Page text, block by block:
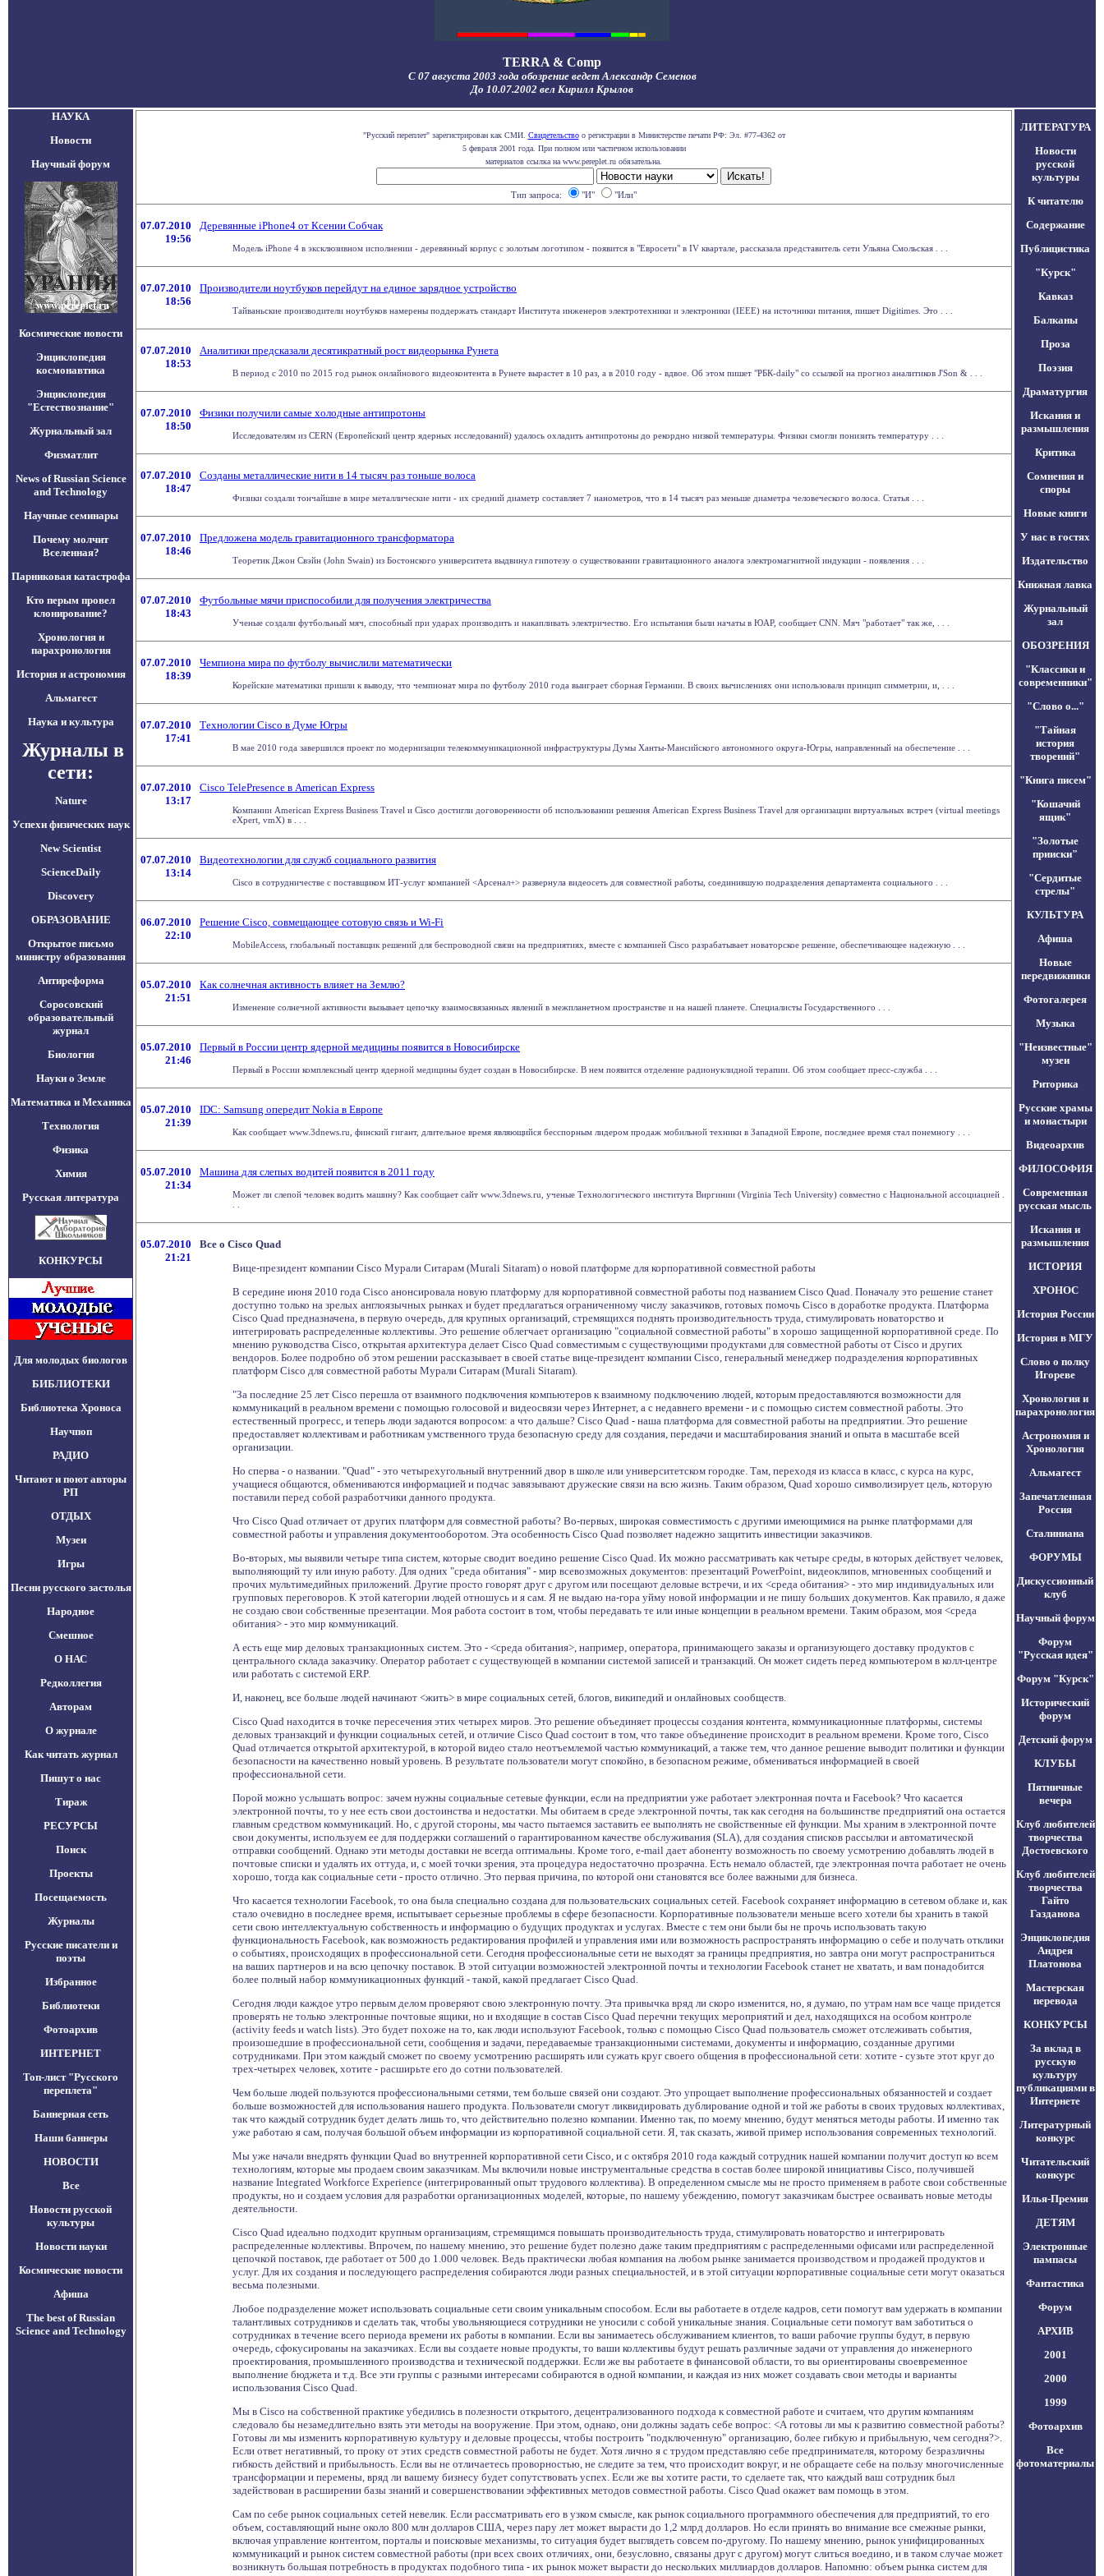
TERRA & Comp
С 07 августа 2003 года обозрение ведет Александр Семенов
До 10.07.2002 вел Кирилл Крылов
НАУКА
Новости
Научный форум
Космические новости
Энциклопедия
космонавтика
Энциклопедия
"Естествознание"
Журнальный зал
Физматлит
News of Russian Science
and Technology
Научные семинары
Почему молчит
Вселенная?
Парниковая катастрофа
Кто перым провел
клонирование?
Хронология и
парахронология
История и астрономия
Альмагест
Наука и культура
Журналы в
сети:
Nature
Успехи физических наук
New Scientist
ScienceDaily
Discovery
ОБРАЗОВАНИЕ
Открытое письмо
министру образования
Антиреформа
Соросовский
образовательный
журнал
Биология
Науки о Земле
Математика и Механика
Технология
Физика
Химия
Русская литература
КОНКУРСЫ
Для молодых биологов
БИБЛИОТЕКИ
Библиотека Хроноса
Научпоп
РАДИО
Читают и поют авторы
РП
ОТДЫХ
Музеи
Игры
Песни русского застолья
Народное
Смешное
О НАС
Редколлегия
Авторам
О журнале
Как читать журнал
Пишут о нас
Тираж
РЕСУРСЫ
Поиск
Проекты
Посещаемость
Журналы
Русские писатели и
поэты
Избранное
Библиотеки
Фотоархив
ИНТЕРНЕТ
Топ-лист "Русского
переплета"
Баннерная сеть
Наши баннеры
НОВОСТИ
Все
Новости русской
культуры
Новости науки
Космические новости
Афиша
The best of Russian
Science and Technology
"Русский переплет" зарегистрирован как СМИ. Свидетельствоо регистрации в Министерстве печати РФ: Эл. #77-4362 от
5 февраля 2001 года. При полном или частичном использовании
материалов ссылка на www.pereplet.ru обязательна.
Тип запроса: "И" "Или"
07.07.2010
19:56
Деревянные iPhone4 от Ксении Собчак
Модель iPhone 4 в эксклюзивном исполнении - деревянный корпус с золотым логотипом - появится в "Евросети" в IV квартале, рассказала представитель сети Ульяна Смольская . . .
07.07.2010
18:56
Производители ноутбуков перейдут на единое зарядное устройство
Тайваньские производители ноутбуков намерены поддержать стандарт Института инженеров электротехники и электроники (IEEE) на источники питания, пишет Digitimes. Это . . .
07.07.2010
18:53
Аналитики предсказали десятикратный рост видеорынка Рунета
В период с 2010 по 2015 год рынок онлайнового видеоконтента в Рунете вырастет в 10 раз, а в 2010 году - вдвое. Об этом пишет "РБК-daily" со ссылкой на прогноз аналитиков J'Son & . . .
07.07.2010
18:50
Физики получили самые холодные антипротоны
Исследователям из CERN (Европейский центр ядерных исследований) удалось охладить антипротоны до рекордно низкой температуры. Физики смогли понизить температуру . . .
07.07.2010
18:47
Созданы металлические нити в 14 тысяч раз тоньше волоса
Физики создали тончайшие в мире металлические нити - их средний диаметр составляет 7 нанометров, что в 14 тысяч раз меньше диаметра человеческого волоса. Статья . . .
07.07.2010
18:46
Предложена модель гравитационного трансформатора
Теоретик Джон Свэйн (John Swain) из Бостонского университета выдвинул гипотезу о существовании гравитационного аналога электромагнитной индукции - появления . . .
07.07.2010
18:43
Футбольные мячи приспособили для получения электричества
Ученые создали футбольный мяч, способный при ударах производить и накапливать электричество. Его испытания были начаты в ЮАР, сообщает CNN. Мяч "работает" так же, . . .
07.07.2010
18:39
Чемпиона мира по футболу вычислили математически
Корейские математики пришли к выводу, что чемпионат мира по футболу 2010 года выиграет сборная Германии. В своих вычислениях они использовали принцип симметрии, и, . . .
07.07.2010
17:41
Технологии Cisco в Думе Югры
В мае 2010 года завершился проект по модернизации телекоммуникационной инфраструктуры Думы Ханты-Мансийского автономного округа-Югры, направленный на обеспечение . . .
07.07.2010
13:17
Cisco TelePresence в American Express
Компании American Express Business Travel и Cisco достигли договоренности об использовании решения American Express Business Travel для организации виртуальных встреч (virtual meetings
eXpert, vmX) в . . .
07.07.2010
13:14
Видеотехнологии для служб социального развития
Cisco в сотрудничестве с поставщиком ИТ-услуг компанией <Арсенал+> развернула видеосеть для совместной работы, соединившую подразделения департамента социального . . .
06.07.2010
22:10
Решение Cisco, совмещающее сотовую связь и Wi-Fi
MobileAccess, глобальный поставщик решений для беспроводной связи на предприятиях, вместе с компанией Cisco разрабатывает новаторское решение, обеспечивающее надежную . . .
05.07.2010
21:51
Как солнечная активность влияет на Землю?
Изменение солнечной активности вызывает цепочку взаимосвязанных явлений в межпланетном пространстве и на нашей планете. Специалисты Государственного . . .
05.07.2010
21:46
Первый в России центр ядерной медицины появится в Новосибирске
Первый в России комплексный центр ядерной медицины будет создан в Новосибирске. В нем появится отделение радионуклидной терапии. Об этом сообщает пресс-служба . . .
05.07.2010
21:39
IDC: Samsung опередит Nokia в Европе
Как сообщает www.3dnews.ru, финский гигант, длительное время являющийся бесспорным лидером продаж мобильной техники в Западной Европе, последнее время стал понемногу . . .
05.07.2010
21:34
Машина для слепых водитей появится в 2011 году
Может ли слепой человек водить машину? Как сообщает сайт www.3dnews.ru, ученые Технологического института Виргинии (Virginia Tech University) совместно с Национальной ассоциацией .
05.07.2010
21:21
Все о Cisco Quad
Вице-президент компании Cisco Мурали Ситарам (Murali Sitaram) о новой платформе для корпоративной совместной работы
В середине июня 2010 года Cisco анонсировала новую платформу для корпоративной совместной работы под названием Cisco Quad. Поначалу это решение станет
доступно только на зрелых англоязычных рынках и будет предлагаться ограниченному числу заказчиков, готовых помочь Cisco в доработке продукта. Платформа
Cisco Quad предназначена, в первую очередь, для крупных организаций, стремящихся поднять производительность труда, стимулировать новаторство и
интегрировать распределенные коллективы. Это решение облегчает организацию "социальной совместной работы" в хорошо защищенной корпоративной среде. По
мнению руководства Cisco, открытая архитектура делает Cisco Quad совместимым с существующими продуктами для совместной работы от Cisco и других
вендоров. Более подробно об этом решении рассказывает в своей статье вице-президент компании Cisco, генеральный менеджер подразделения корпоративных
платформ Cisco для совместной работы Мурали Ситарам (Murali Sitaram).
"За последние 25 лет Cisco перешла от взаимного подключения компьютеров к взаимному подключению людей, которым предоставляются возможности для
коммуникаций в реальном времени с помощью голосовой и видеосвязи через Интернет, а с недавнего времени - и с помощью систем совместной работы. Это
естественный прогресс, и теперь люди задаются вопросом: а что дальше? Cisco Quad - наша платформа для совместной работы на предприятии. Это решение
предоставляет коллективам и работникам умственного труда безопасную среду для создания, передачи и масштабирования знаний и опыта в масштабе всей
организации.
Но сперва - о названии. "Quad" - это четырехугольный внутренний двор в школе или университетском городке. Там, переходя из класса в класс, с курса на курс,
учащиеся общаются, обмениваются информацией и подчас завязывают дружеские связи на всю жизнь. Таким образом, Quad хорошо символизирует цель, которую
поставили перед собой разработчики данного продукта.
Что Cisco Quad отличает от других платформ для совместной работы? Во-первых, широкая совместимость с другими имеющимися на рынке платформами для
совместной работы и управления документооборотом. Эта особенность Cisco Quad позволяет надежно защитить инвестиции заказчиков.
Во-вторых, мы выявили четыре типа систем, которые сводит воедино решение Cisco Quad. Их можно рассматривать как четыре среды, в которых действует человек,
выполняющий ту или иную работу. Для одних "среда обитания" - мир всевозможных документов: презентаций PowerPoint, видеоклипов, мгновенных сообщений и
прочих мультимедийных приложений. Другие просто говорят друг с другом или посещают деловые встречи, и их <среда обитания> - это мир индивидуальных или
групповых переговоров. К этой категории людей отношусь и я сам. Я не выдаю на-гора уйму новой информации и не пишу больших документов. Как правило, я даже
не создаю свои собственные презентации. Моя работа состоит в том, чтобы передавать те или иные концепции в реальном времени. Таким образом, моя <среда
обитания> - это мир коммуникаций.
А есть еще мир деловых транзакционных систем. Это - <среда обитания>, например, оператора, принимающего заказы и организующего доставку продуктов с
центрального склада заказчику. Оператор работает с существующей в компании системой записей и транзакций. Он может сидеть перед компьютером в колл-центре
или работать с системой ERP.
И, наконец, все больше людей начинают <жить> в мире социальных сетей, блогов, википедий и онлайновых сообществ.
Cisco Quad находится в точке пересечения этих четырех миров. Это решение объединяет процессы создания контента, коммуникационные платформы, системы
деловых транзакций и функции социальных сетей, и отличие Cisco Quad состоит в том, что такое объединение происходит в реальном времени. Кроме того, Cisco
Quad отличается открытой архитектурой, в которой видео стало неотъемлемой частью коммуникаций, а также тем, что данное решение выводит политики и функции
безопасности на качественно новый уровень. В результате пользователи могут спокойно, в безопасном режиме, обмениваться информацией в своей
профессиональной сети.
Порой можно услышать вопрос: зачем нужны социальные сетевые функции, если на предприятии уже работает электронная почта и Facebook? Что касается
электронной почты, то у нее есть свои достоинства и недостатки. Мы обитаем в среде электронной почты, так как сегодня на большинстве предприятий она остается
главным средством коммуникаций. Но, с другой стороны, мы часто пытаемся заставить ее выполнять не свойственные ей функции. Мы храним в электронной почте
свои документы, используем ее для поддержки соглашений о гарантированном качестве обслуживания (SLA), для создания списков рассылки и автоматической
отправки сообщений. Однако эти методы доставки не всегда оптимальны. Кроме того, e-mail дает абоненту возможность по своему усмотрению добавлять людей в
почтовые списки и удалять их оттуда, и, с моей точки зрения, эта процедура недостаточно прозрачна. Есть немало областей, где электронная почта работает не очень
хорошо, тогда как социальные сети - просто отлично. Это первая причина, по которой они становятся все более важными для бизнеса.
Что касается технологии Facebook, то она была специально создана для пользовательских социальных сетей. Facebook сохраняет информацию в сетевом облаке и, как
стало очевидно в последнее время, испытывает серьезные проблемы в сфере безопасности. Корпоративные пользователи меньше всего хотели бы хранить в такой
сети свою интеллектуальную собственность и информацию о будущих продуктах и услугах. Вместе с тем они были бы не прочь использовать такую
функциональность Facebook, как возможность редактирования профилей и управления ими или возможность распространять информацию о себе и получать отклики
о событиях, происходящих в профессиональной сети. Сегодня профессиональные сети не выходят за границы предприятия, но завтра они могут распространиться
на ваших партнеров и на всю цепочку поставок. В этой ситуации возможностей электронной почты и технологии Facebook станет не хватать, и вам понадобится
более полный набор коммуникационных функций - такой, какой предлагает Cisco Quad.
Сегодня люди каждое утро первым делом проверяют свою электронную почту. Эта привычка вряд ли скоро изменится, но, я думаю, по утрам нам все чаще придется
проверять не только электронные почтовые ящики, но и входящие в состав Cisco Quad перечни текущих мероприятий и дел, находящихся на особом контроле
(activity feeds и watch lists). Это будет похоже на то, как люди используют Facebook, только с помощью Cisco Quad пользователь сможет отслеживать события,
произошедшие в профессиональной сети, сообщения и задачи, передаваемые транзакционными системами, документы и информацию, созданные другими
сотрудниками. При этом каждый сможет по своему усмотрению расширять или сужать круг своего общения в профессиональной сети: хотите - сузьте этот круг до
трех-четырех человек, хотите - расширьте его до сотни пользователей.
Чем больше людей пользуются профессиональными сетями, тем больше связей они создают. Это упрощает выполнение профессиональных обязанностей и создает
больше возможностей для использования нашего продукта. Пользователи смогут ликвидировать дублирование одной и той же работы в своих трудовых коллективах,
так что каждый сотрудник будет делать лишь то, что действительно полезно компании. Именно так, по моему мнению, будут меняться методы работы. И именно так
уже работаю я сам, получая большой объем информации из корпоративной социальной сети. Я, так сказать, живой пример использования современных технологий.
Мы уже начали внедрять функции Quad во внутренней корпоративной сети Cisco, и с октября 2010 года каждый сотрудник нашей компании получит доступ ко всем
технологиям, которые мы продаем своим заказчикам. Мы включили новые инструментальные средства в состав более широкой инициативы Cisco, получившей
название Integrated Workforce Experience (интегрированный опыт трудового коллектива). В определенном смысле мы не просто применяем в работе свои собственные
продукты, но и создаем условия для разработки организационных моделей, которые, по нашему убеждению, помогут заказчикам быстрее осваивать новые методы
деятельности.
Cisco Quad идеально подходит крупным организациям, стремящимся повышать производительность труда, стимулировать новаторство и интегрировать
распределенные коллективы. Впрочем, по нашему мнению, это решение будет полезно даже таким предприятиям с распределенными офисами или распределенной
цепочкой поставок, где работает от 500 до 1.000 человек. Ведь практически любая компания на любом рынке занимается производством и продажей продуктов и
услуг. Для их создания и последующего распределения собираются люди разных специальностей, и в этой ситуации корпоративные социальные сети могут оказаться
весьма полезными.
Любое подразделение может использовать социальные сети своим уникальным способом. Если вы работаете в отделе кадров, сети помогут вам удержать в компании
талантливых сотрудников и сделать так, чтобы увольняющиеся сотрудники не уносили с собой уникальные знания. Социальные сети помогут вам заботиться о
сотрудниках в течение всего периода времени их работы в компании. Если вы занимаетесь обслуживанием клиентов, то ваши рабочие группы будут, в первую
очередь, сфокусированы на заказчиках. Если вы создаете новые продукты, то ваши коллективы будут решать различные задачи от управления до инженерного
проектирования, промышленного производства и технической поддержки. Если же вы работаете в финансовой области, то вы ориентированы своевременное
выполнение бюджета и т.д. Все эти группы с разными интересами собираются в одной компании, и каждая из них может создавать свои методы и варианты
использования Cisco Quad.
Мы в Cisco на собственной практике убедились в полезности открытого, децентрализованного подхода к совместной работе и считаем, что другим компаниям
следовало бы незамедлительно взять эти методы на вооружение. При этом, однако, они должны задать себе вопрос: <А готовы ли мы к развитию совместной работы?
Готовы ли мы изменить корпоративную культуру и деловые процессы, чтобы построить "подключенную" организацию, более гибкую и прибыльную, чем сегодня?>.
Если ответ негативный, то проку от этих средств совместной работы не будет. Хотя лично я с трудом представляю себе предпринимателя, которому безразличны
гибкость действий и прибыльность. Если вы не отличаетесь проворностью, не следите за тем, что происходит вокруг, и не обращаете себе на пользу многочисленные
трансформации и перемены, вряд ли вашему бизнесу будет сопутствовать успех. Если же вы хотите расти, то сделаете так, что каждый ваш сотрудник был
задействован в расширении базы знаний и совершенствовании эффективных методов совместной работы. Cisco Quad окажет вам помощь в этом.
Сам по себе рынок социальных сетей невелик. Если рассматривать его в узком смысле, как рынок социального программного обеспечения для предприятий, то его
объем, составляющий ныне около 800 млн долларов США, через пару лет может вырасти до 1,2 млрд долларов. Но если принять во внимание все смежные рынки,
включая управление контентом, порталы и поисковые механизмы, то ситуация будет выглядеть совсем по-другому. По нашему мнению, рынок унифицированных
коммуникаций и рынок систем совместной работы (при всех своих отличиях, они, безусловно, связаны друг с другом) могут слиться воедино, и в таком случае может
возникнуть большая потребность в продуктах подобного типа - их рынок может вырасти до нескольких миллиардов долларов. Напомню: объем рынка систем для
ЛИТЕРАТУРА
Новости
русской
культуры
К читателю
Содержание
Публицистика
"Курск"
Кавказ
Балканы
Проза
Поэзия
Драматургия
Искания и
размышления
Критика
Сомнения и
споры
Новые книги
У нас в гостях
Издательство
Книжная лавка
Журнальный
зал
ОБОЗРЕНИЯ
"Классики и
современники"
"Слово о..."
"Тайная
история
творений"
"Книга писем"
"Кошачий
ящик"
"Золотые
прииски"
"Сердитые
стрелы"
КУЛЬТУРА
Афиша
Новые
передвижники
Фотогалерея
Музыка
"Неизвестные"
музеи
Риторика
Русские храмы
и монастыри
Видеоархив
ФИЛОСОФИЯ
Современная
русская мысль
Искания и
размышления
ИСТОРИЯ
ХРОНОС
История России
История в МГУ
Слово о полку
Игореве
Хронология и
парахронология
Астрономия и
Хронология
Альмагест
Запечатленная
Россия
Сталиниана
ФОРУМЫ
Дискуссионный
клуб
Научный форум
Форум
"Русская идея"
Форум "Курск"
Исторический
форум
Детский форум
КЛУБЫ
Пятничные
вечера
Клуб любителей
творчества
Достоевского
Клуб любителей
творчества
Гайто
Газданова
Энциклопедия
Андрея
Платонова
Мастерская
перевода
КОНКУРСЫ
За вклад в
русскую
культуру
публикациями в
Интернете
Литературный
конкурс
Читательский
конкурс
Илья-Премия
ДЕТЯМ
Электронные
пампасы
Фантастика
Форум
АРХИВ
2001
2000
1999
Фотоархив
Все
фотоматериалы